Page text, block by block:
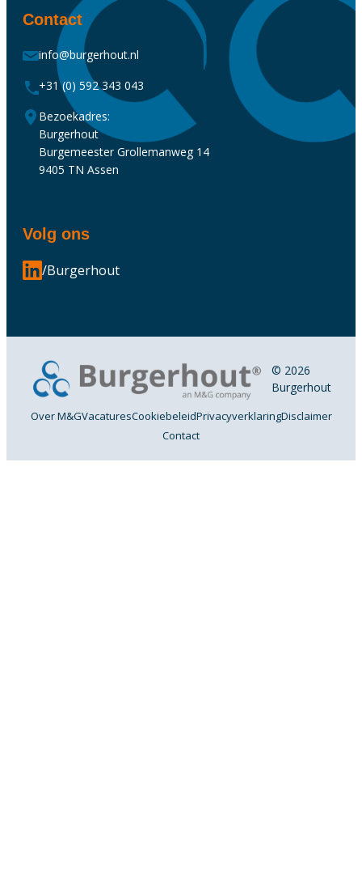
Contact
info@burgerhout.nl
+31 (0) 592 343 043
Bezoekadres:
Burgerhout
Burgemeester Grollemanweg 14
9405 TN Assen
Volg ons
/Burgerhout
© 2026
Burgerhout
Over M&GVacaturesCookiebeleidPrivacyverklaringDisclaimer
Contact